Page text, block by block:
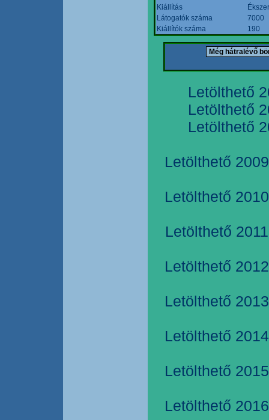
Kiállítás
Látogatók száma
7000
Kiállítók száma
190
Letölthető
Letölthető
Letölthető
Letölthető
Letölthető
Letölthető
Letölthető
Letölthető
Letölthető
Letölthető
Letölthető